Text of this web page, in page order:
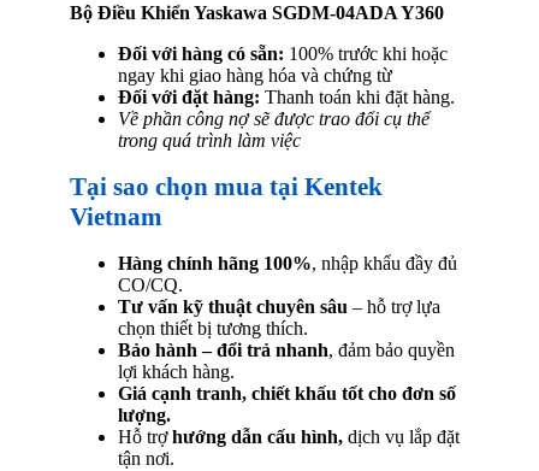
Bộ Điều Khiển Yaskawa SGDM-04ADA Y360
Đối với hàng có sẵn: 100% trước khi hoặc
ngay khi giao hàng hóa và chứng từ
Đối với đặt hàng: Thanh toán khi đặt hàng.
Về phần công nợ sẽ được trao đổi cụ thể
trong quá trình làm việc
Tại sao chọn mua tại Kentek
Vietnam
Hàng chính hãng 100%, nhập khẩu đầy đủ
CO/CQ.
Tư vấn kỹ thuật chuyên sâu – hỗ trợ lựa
chọn thiết bị tương thích.
Bảo hành – đổi trả nhanh, đảm bảo quyền
lợi khách hàng.
Giá cạnh tranh, chiết khấu tốt cho đơn số
lượng.
Hỗ trợhướng dẫn cấu hình, dịch vụ lắp đặt
tận nơi.